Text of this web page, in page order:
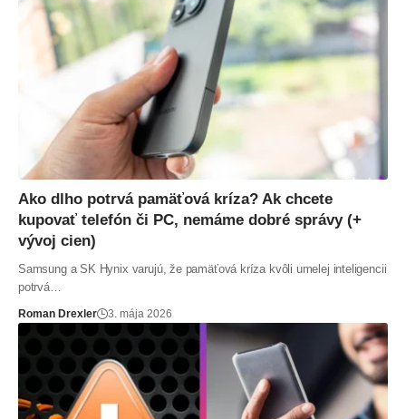
Ako dlho potrvá pamäťová kríza? Ak chcete
kupovať telefón či PC, nemáme dobré správy (+
vývoj cien)
Samsung a SK Hynix varujú, že pamäťová kríza kvôli umelej inteligencii
potrvá…
Roman Drexler 3. mája 2026